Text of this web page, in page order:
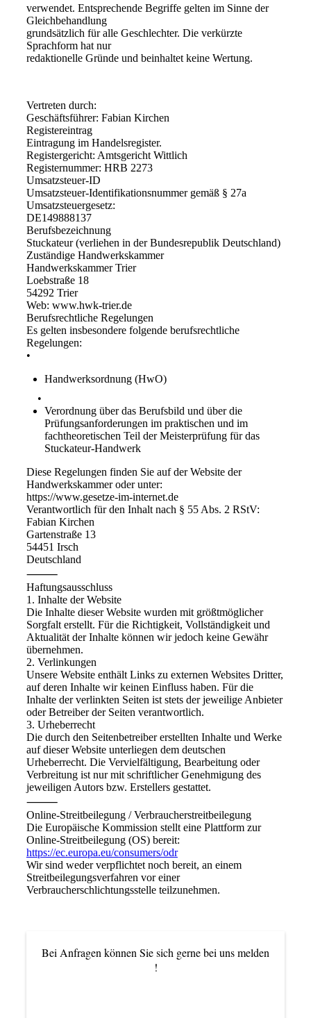
verwendet. Entsprechende Begriffe gelten im Sinne der
Gleichbehandlung
grundsätzlich für alle Geschlechter. Die verkürzte
Sprachform hat nur
redaktionelle Gründe und beinhaltet keine Wertung.
Vertreten durch:
Geschäftsführer: Fabian Kirchen
Registereintrag
Eintragung im Handelsregister.
Registergericht: Amtsgericht Wittlich
Registernummer: HRB 2273
Umsatzsteuer-ID
Umsatzsteuer-Identifikationsnummer gemäß § 27a
Umsatzsteuergesetz:
DE149888137
Berufsbezeichnung
Stuckateur (verliehen in der Bundesrepublik Deutschland)
Zuständige Handwerkskammer
Handwerkskammer Trier
Loebstraße 18
54292 Trier
Web: www.hwk-trier.de
Berufsrechtliche Regelungen
Es gelten insbesondere folgende berufsrechtliche
Regelungen:
•
Handwerksordnung (HwO)
•
Verordnung über das Berufsbild und über die
Prüfungsanforderungen im praktischen und im
fachtheoretischen Teil der Meisterprüfung für das
Stuckateur-Handwerk
Diese Regelungen finden Sie auf der Website der
Handwerkskammer oder unter:
https://www.gesetze-im-internet.de
Verantwortlich für den Inhalt nach § 55 Abs. 2 RStV:
Fabian Kirchen
Gartenstraße 13
54451 Irsch
Deutschland
⸻
Haftungsausschluss
1. Inhalte der Website
Die Inhalte dieser Website wurden mit größtmöglicher
Sorgfalt erstellt. Für die Richtigkeit, Vollständigkeit und
Aktualität der Inhalte können wir jedoch keine Gewähr
übernehmen.
2. Verlinkungen
Unsere Website enthält Links zu externen Websites Dritter,
auf deren Inhalte wir keinen Einfluss haben. Für die
Inhalte der verlinkten Seiten ist stets der jeweilige Anbieter
oder Betreiber der Seiten verantwortlich.
3. Urheberrecht
Die durch den Seitenbetreiber erstellten Inhalte und Werke
auf dieser Website unterliegen dem deutschen
Urheberrecht. Die Vervielfältigung, Bearbeitung oder
Verbreitung ist nur mit schriftlicher Genehmigung des
jeweiligen Autors bzw. Erstellers gestattet.
⸻
Online-Streitbeilegung / Verbraucherstreitbeilegung
Die Europäische Kommission stellt eine Plattform zur
Online-Streitbeilegung (OS) bereit:
https://ec.europa.eu/consumers/odr
Wir sind weder verpflichtet noch bereit, an einem
Streitbeilegungsverfahren vor einer
Verbraucherschlichtungsstelle teilzunehmen.
Bei Anfragen können Sie sich gerne bei uns melden
!